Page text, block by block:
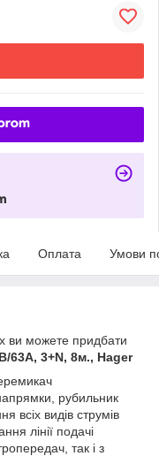
Оплата Умови
ви можете придбати
63А, 3+N, 8м., Hager
рубильник
всіх видів струмів
лінії подачі
так і з